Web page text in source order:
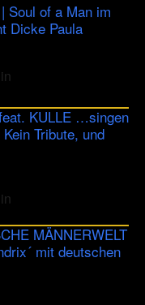
Soul of a Man im
Dicke Paula
KULLE …singen
Tribute, und
MÄNNERWELT
mit deutschen